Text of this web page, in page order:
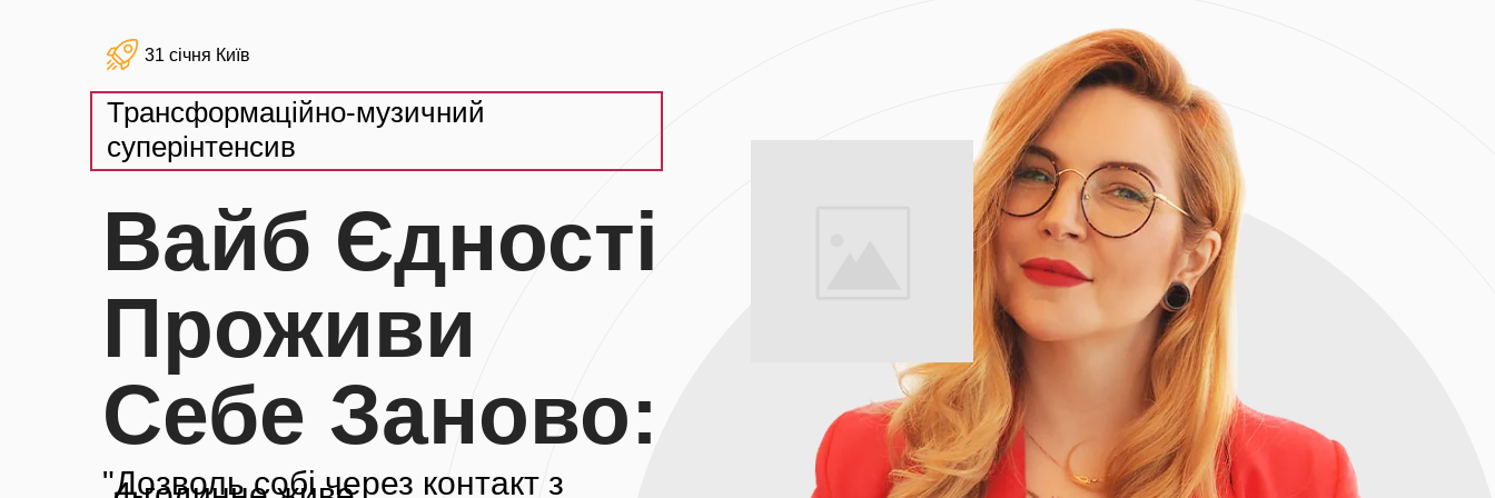
Вайб Єдності
Проживи
Себе Заново:
"Дозволь собі через контакт з
31 січня Київ
Трансформаційно-музичний
суперінтенсив